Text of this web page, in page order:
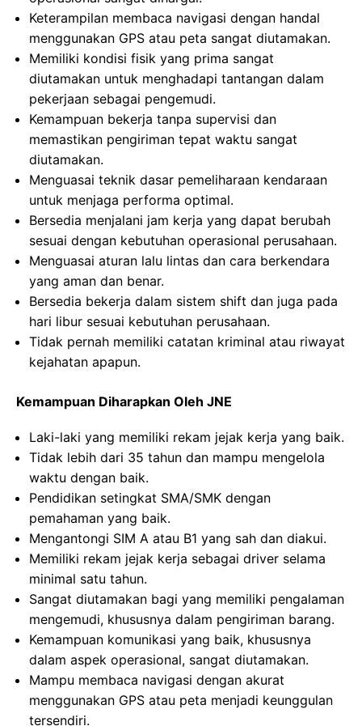
Keterampilan membaca navigasi dengan handal
menggunakan GPS atau peta sangat diutamakan.
Memiliki kondisi fisik yang prima sangat
diutamakan untuk menghadapi tantangan dalam
pekerjaan sebagai pengemudi.
Kemampuan bekerja tanpa supervisi dan
memastikan pengiriman tepat waktu sangat
diutamakan.
Menguasai teknik dasar pemeliharaan kendaraan
untuk menjaga performa optimal.
Bersedia menjalani jam kerja yang dapat berubah
sesuai dengan kebutuhan operasional perusahaan.
Menguasai aturan lalu lintas dan cara berkendara
yang aman dan benar.
Bersedia bekerja dalam sistem shift dan juga pada
hari libur sesuai kebutuhan perusahaan.
Tidak pernah memiliki catatan kriminal atau riwayat
kejahatan apapun.
Kemampuan Diharapkan Oleh JNE
Laki-laki yang memiliki rekam jejak kerja yang baik.
Tidak lebih dari 35 tahun dan mampu mengelola
waktu dengan baik.
Pendidikan setingkat SMA/SMK dengan
pemahaman yang baik.
Mengantongi SIM A atau B1 yang sah dan diakui.
Memiliki rekam jejak kerja sebagai driver selama
minimal satu tahun.
Sangat diutamakan bagi yang memiliki pengalaman
mengemudi, khususnya dalam pengiriman barang.
Kemampuan komunikasi yang baik, khususnya
dalam aspek operasional, sangat diutamakan.
Mampu membaca navigasi dengan akurat
menggunakan GPS atau peta menjadi keunggulan
tersendiri.